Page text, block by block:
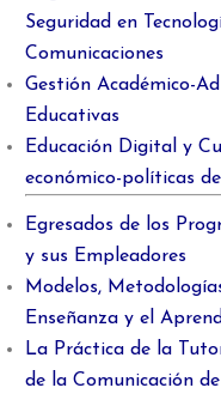
Seguridad en
Comunicaciones
Gestión Académico-
Educativas
Educación Digital y
económico-políticas
Egresados de los
y sus Empleadores
Modelos,
Enseñanza y el
La Práctica de la
de la Comunicación